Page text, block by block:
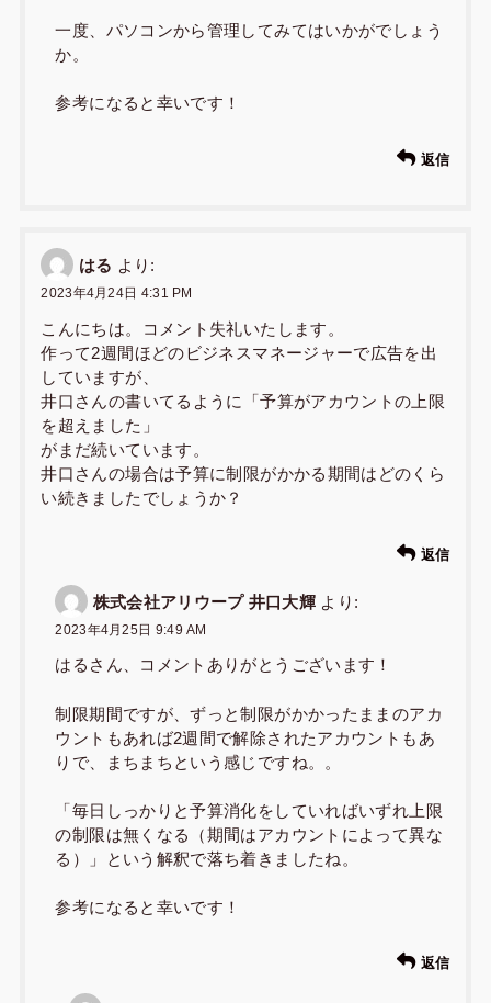
一度、パソコンから管理してみてはいかがでしょう
か。
参考になると幸いです！
返信
はる より:
2023年4月24日 4:31 PM
こんにちは。コメント失礼いたします。
作って2週間ほどのビジネスマネージャーで広告を出
していますが、
井口さんの書いてるように「予算がアカウントの上限
を超えました」
がまだ続いています。
井口さんの場合は予算に制限がかかる期間はどのくら
い続きましたでしょうか？
返信
株式会社アリウープ 井口大輝 より:
2023年4月25日 9:49 AM
はるさん、コメントありがとうございます！
制限期間ですが、ずっと制限がかかったままのアカ
ウントもあれば2週間で解除されたアカウントもあ
りで、まちまちという感じですね。。
「毎日しっかりと予算消化をしていればいずれ上限
の制限は無くなる（期間はアカウントによって異な
る）」という解釈で落ち着きましたね。
参考になると幸いです！
返信